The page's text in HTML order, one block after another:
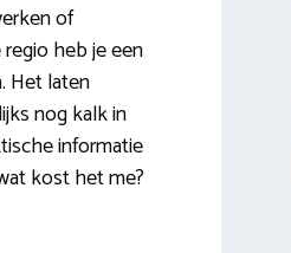
of
heb je een
Het laten
nog kalk in
informatie
kost het me?